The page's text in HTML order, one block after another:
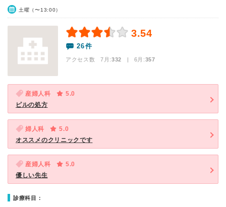
土曜（〜13:00）
3.54
26件
アクセス数 7月:332 | 6月:357
産婦人科
5.0
ピルの処方
婦人科
5.0
オススメのクリニックです
産婦人科
5.0
優しい先生
診療科目：